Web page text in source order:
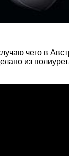
чего в
из